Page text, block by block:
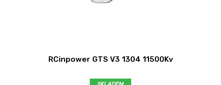
RCinpower GTS V3 1304 11500Kv